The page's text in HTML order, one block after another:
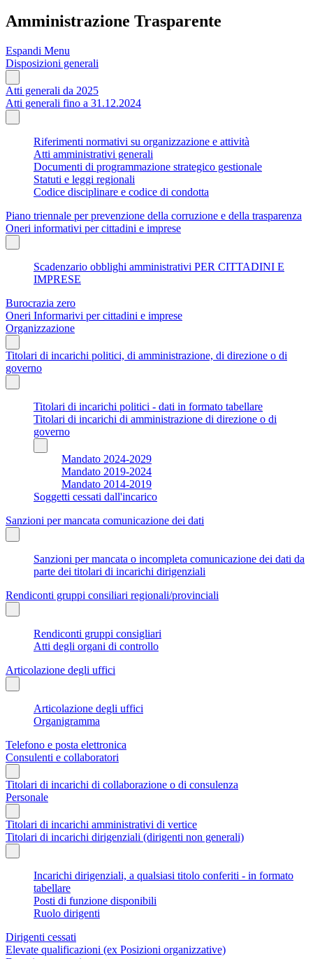
Amministrazione Trasparente
Espandi Menu
Disposizioni generali
Atti generali da 2025
Atti generali fino a 31.12.2024
Riferimenti normativi su organizzazione e attività
Atti amministrativi generali
Documenti di programmazione strategico gestionale
Statuti e leggi regionali
Codice disciplinare e codice di condotta
Piano triennale per prevenzione della corruzione e della trasparenza
Oneri informativi per cittadini e imprese
Scadenzario obblighi amministrativi PER CITTADINI E
IMPRESE
Burocrazia zero
Oneri Informarivi per cittadini e imprese
Organizzazione
Titolari di incarichi politici, di amministrazione, di direzione o di
governo
Titolari di incarichi politici - dati in formato tabellare
Titolari di incarichi di amministrazione di direzione o di
governo
Mandato 2024-2029
Mandato 2019-2024
Mandato 2014-2019
Soggetti cessati dall'incarico
Sanzioni per mancata comunicazione dei dati
Sanzioni per mancata o incompleta comunicazione dei dati da
parte dei titolari di incarichi dirigenziali
Rendiconti gruppi consiliari regionali/provinciali
Rendiconti gruppi consigliari
Atti degli organi di controllo
Articolazione degli uffici
Articolazione degli uffici
Organigramma
Telefono e posta elettronica
Consulenti e collaboratori
Titolari di incarichi di collaborazione o di consulenza
Personale
Titolari di incarichi amministrativi di vertice
Titolari di incarichi dirigenziali (dirigenti non generali)
Incarichi dirigenziali, a qualsiasi titolo conferiti - in formato
tabellare
Posti di funzione disponibili
Ruolo dirigenti
Dirigenti cessati
Elevate qualificazioni (ex Posizioni organizzative)